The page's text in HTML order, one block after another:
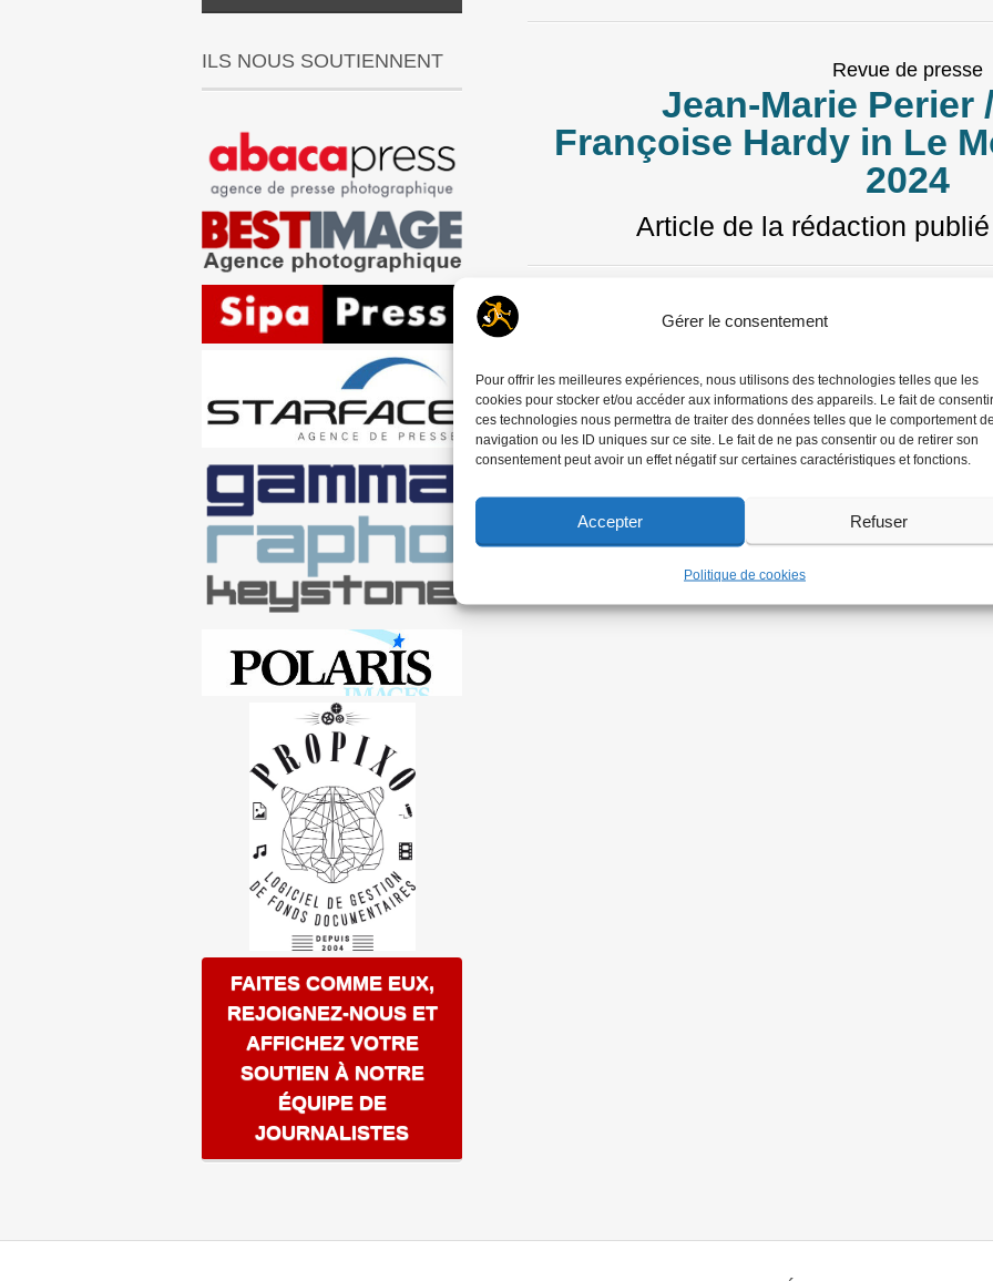
Gérer le consentement
Pour offrir les meilleures expériences, nous utilisons des technologies telles que les
cookies pour stocker et/ou accéder aux informations des appareils. Le fait de
ces technologies nous permettra de traiter des données telles que le comportement de
navigation ou les ID uniques sur ce site. Le fait de ne pas consentir ou de retirer son
consentement peut avoir un effet négatif sur certaines caractéristiques et fonctions.
Accepter Refuser
Politique de cookies
Revue de presse
Jean-Marie Perier
Françoise Hardy in Le
2024
Article de la rédaction
ILS NOUS SOUTIENNENT
FAITES COMME EUX,
REJOIGNEZ-NOUS ET
AFFICHEZ VOTRE
SOUTIEN À NOTRE
ÉQUIPE DE
JOURNALISTES